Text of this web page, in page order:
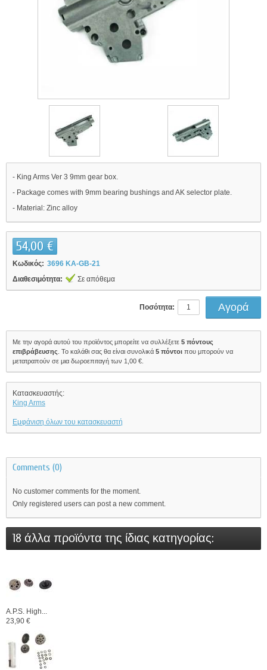
- King Arms Ver 3 9mm gear box.
- Package comes with 9mm bearing bushings and AK selector plate.
- Material: Zinc alloy
54,00 €
Κωδικός: 3696 KA-GB-21
Διαθεσιμότητα:
Σε απόθεμα
Ποσότητα:
Με την αγορά αυτού του προϊόντος μπορείτε να συλλέξετε 5 πόντους
επιβράβευσης . Το καλάθι σας θα είναι συνολικά 5 πόντοι που μπορούν να
μετατραπούν σε μια δωροεπιταγή των 1,00 €
Κατασκευαστής:
King Arms
Εμφάνιση όλων του κατασκευαστή
Comments (0)
No customer comments for the moment.
Only registered users can post a new comment.
18 άλλα προϊόντα της ίδιας κατηγορίας:
A.P.S. High...
23,90 €